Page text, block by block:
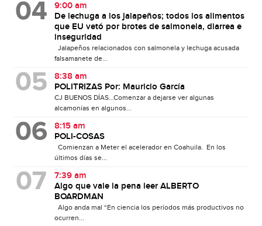
9:00 am
De lechuga a los jalapeños; todos los alimentos
que EU vetó por brotes de salmonela, diarrea e
inseguridad
Jalapeños relacionados con salmonela y lechuga acusada
falsamanete de...
8:38 am
POLITRIZAS Por: Mauricio García
CJ BUENOS DÍAS…Comenzar a dejarse ver algunas
alcamonías en algunos...
8:15 am
POLI-COSAS
Comienzan a Meter el acelerador en Coahuila. En los
últimos días se...
7:39 am
Algo que vale la pena leer ALBERTO
BOARDMAN
Algo anda mal “En ciencia los períodos más productivos no
ocurren...